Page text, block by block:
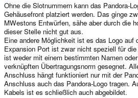
Ohne die Slotnummern kann das Pandora-
Gehäusefront platziert werden. Das ginge
MWestons Entwürfen, sähe aber durch die
dieser Stelle nicht gut aus.
Eine andere Möglichkeit ist es das Logo
Expansion Port ist zwar nicht speziell für
ist weder mit einem bestimmten Namen
verknüpften Übertragungsnorm gesegnet.
Anschluss hängt funktioniert nur mit der
Anschluss auch das Pandora-Logo tragen.
Kabels ist es schließlich auch abgebildet.